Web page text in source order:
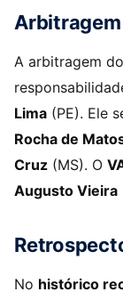
Arbitragem
A arbitragem
Lima (PE). Ele
Rocha de
Cruz (MS). O
Augusto Vieira
No histórico